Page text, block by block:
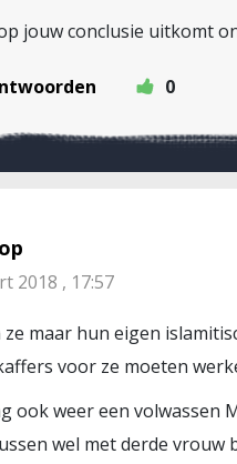
jouw conclusie uitkomt
0
2018 , 17:57
ze maar hun eigen
voor ze moeten
ook weer een volwassen
wel met derde vrouw